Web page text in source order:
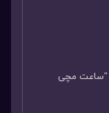
“ساعت مچی